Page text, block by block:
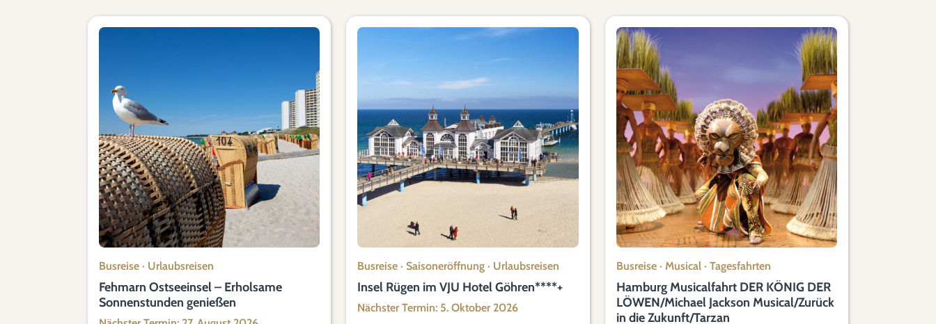
Busreise · Urlaubsreisen
Fehmarn Ostseeinsel – Erholsame
Sonnenstunden genießen
Busreise ·Saisoneröffnung · Urlaubsreisen
Insel Rügen im VJU Hotel Göhren****+
Nächster Termin: 5. Oktober 2026
Busreise· Musical· Tagesfahrten
Hamburg Musicalfahrt DER KÖNIG DER
LÖWEN/Michael Jackson Musical/Zurück
in die Zukunft/Tarzan